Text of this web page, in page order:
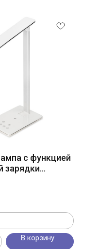
с функцией
зарядки
В корзину